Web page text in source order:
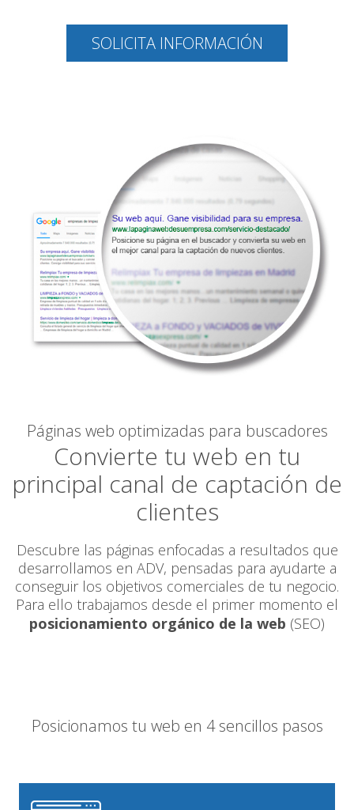
SOLICITA INFORMACIÓN
Páginas web optimizadas para buscadores
Convierte tu web en tu
principal canal de captación de
clientes
Descubre las páginas enfocadas a resultados que
desarrollamos en ADV, pensadas para ayudarte a
conseguir los objetivos comerciales de tu negocio.
Para ello trabajamos desde el primer momento el
posicionamiento orgánico de la web (SEO)
Posicionamos tu web en 4 sencillos pasos